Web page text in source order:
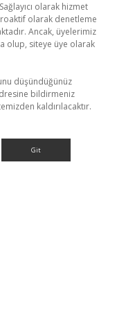
olarak hizmet
olarak denetleme
Ancak, üyelerimiz
olup, siteye üye olarak
düşündüğünüz
bildirmeniz
kaldırılacaktır.